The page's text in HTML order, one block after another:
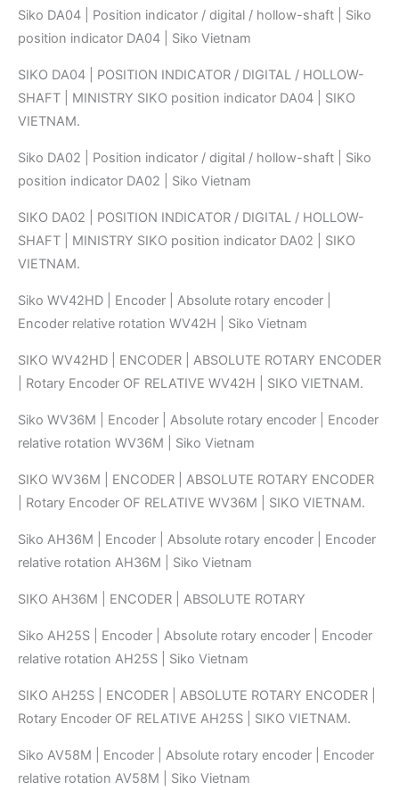
Siko DA04 | Position indicator / digital / hollow-shaft | Siko
position indicator DA04 | Siko Vietnam
SIKO DA04 | POSITION INDICATOR / DIGITAL / HOLLOW-
SHAFT | MINISTRY SIKO position indicator DA04 | SIKO
VIETNAM.
Siko DA02 | Position indicator / digital / hollow-shaft | Siko
position indicator DA02 | Siko Vietnam
SIKO DA02 | POSITION INDICATOR / DIGITAL / HOLLOW-
SHAFT | MINISTRY SIKO position indicator DA02 | SIKO
VIETNAM.
Siko WV42HD | Encoder | Absolute rotary encoder |
Encoder relative rotation WV42H | Siko Vietnam
SIKO WV42HD | ENCODER | ABSOLUTE ROTARY ENCODER
| Rotary Encoder OF RELATIVE WV42H | SIKO VIETNAM.
Siko WV36M | Encoder | Absolute rotary encoder | Encoder
relative rotation WV36M | Siko Vietnam
SIKO WV36M | ENCODER | ABSOLUTE ROTARY ENCODER
| Rotary Encoder OF RELATIVE WV36M | SIKO VIETNAM.
Siko AH36M | Encoder | Absolute rotary encoder | Encoder
relative rotation AH36M | Siko Vietnam
SIKO AH36M | ENCODER | ABSOLUTE ROTARY
Siko AH25S | Encoder | Absolute rotary encoder | Encoder
relative rotation AH25S | Siko Vietnam
SIKO AH25S | ENCODER | ABSOLUTE ROTARY ENCODER |
Rotary Encoder OF RELATIVE AH25S | SIKO VIETNAM.
Siko AV58M | Encoder | Absolute rotary encoder | Encoder
relative rotation AV58M | Siko Vietnam